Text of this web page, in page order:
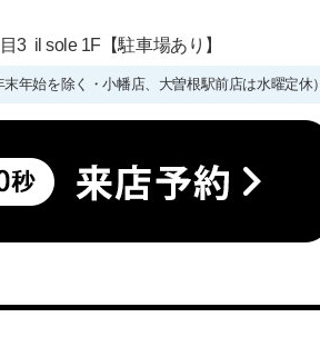
3 il sole 1F【駐車場あり】
年始を除く・小幡店、大曽根駅前店は水曜定休）